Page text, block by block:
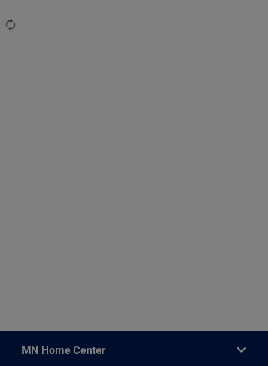
MN Home Center